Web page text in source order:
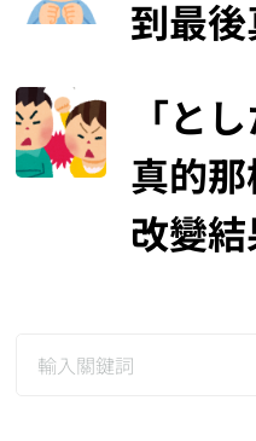
到最
「と
真的
改變